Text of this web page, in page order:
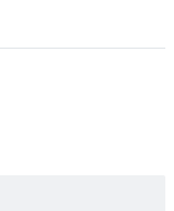
sau cleme NATO.
baterii V-mount si